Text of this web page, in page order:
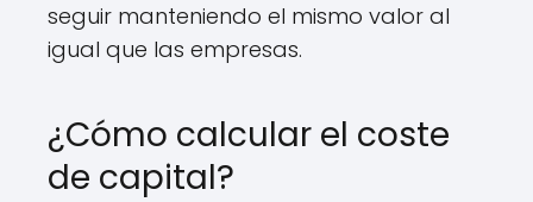
seguir manteniendo el mismo valor al
igual que las empresas.
¿Cómo calcular el coste
de capital?